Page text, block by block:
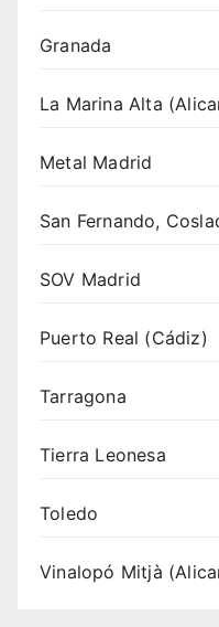
Granada
La Marina Alta
Metal Madrid
San Fernando,
SOV Madrid
Puerto Real (Cádiz)
Tarragona
Tierra Leonesa
Toledo
Vinalopó Mitjà